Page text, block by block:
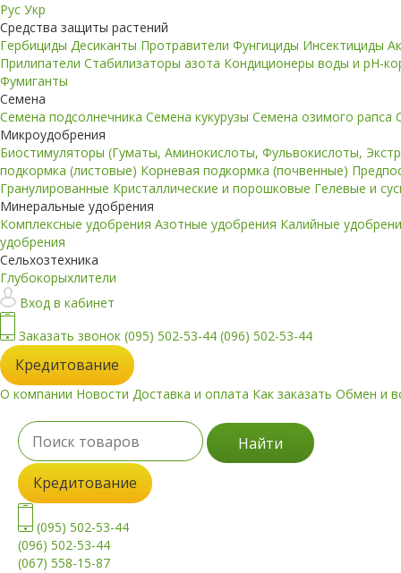
Рус Укр
Средства защиты растений
Гербициды Десиканты Протравители Фунгициды Инсектициды
Прилипатели Стабилизаторы азота Кондиционеры воды и pH-
Фумиганты
Семена
Семена подсолнечника Семена кукурузы Семена озимого рапса
Микроудобрения
Биостимуляторы (Гуматы, Аминокислоты, Фульвокислоты,
подкормка (листовые) Корневая подкормка (почвенные)
Гранулированные Кристаллические и порошковые Гелевые и
Минеральные удобрения
Комплексные удобрения Азотные удобрения Калийные
удобрения
Сельхозтехника
Глубокорыхлители
Вход в кабинет
Заказать звонок (095) 502-53-44 (096) 502-53-44
Кредитование
О компании Новости Доставка и оплата Как заказать Обмен и
Найти
Кредитование
(095) 502-53-44
(096) 502-53-44
(067) 558-15-87